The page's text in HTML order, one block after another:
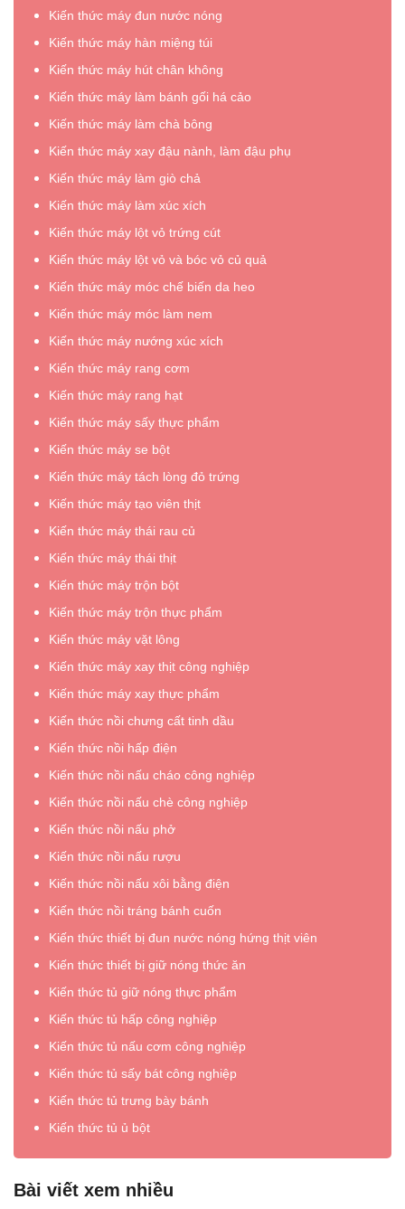
Kiến thức máy đun nước nóng
Kiến thức máy hàn miệng túi
Kiến thức máy hút chân không
Kiến thức máy làm bánh gối há cảo
Kiến thức máy làm chà bông
Kiến thức máy xay đậu nành, làm đậu phụ
Kiến thức máy làm giò chả
Kiến thức máy làm xúc xích
Kiến thức máy lột vỏ trứng cút
Kiến thức máy lột vỏ và bóc vỏ củ quả
Kiến thức máy móc chế biến da heo
Kiến thức máy móc làm nem
Kiến thức máy nướng xúc xích
Kiến thức máy rang cơm
Kiến thức máy rang hạt
Kiến thức máy sấy thực phẩm
Kiến thức máy se bột
Kiến thức máy tách lòng đỏ trứng
Kiến thức máy tạo viên thịt
Kiến thức máy thái rau củ
Kiến thức máy thái thịt
Kiến thức máy trộn bột
Kiến thức máy trộn thực phẩm
Kiến thức máy vặt lông
Kiến thức máy xay thịt công nghiệp
Kiến thức máy xay thực phẩm
Kiến thức nồi chưng cất tinh dầu
Kiến thức nồi hấp điện
Kiến thức nồi nấu cháo công nghiệp
Kiến thức nồi nấu chè công nghiệp
Kiến thức nồi nấu phở
Kiến thức nồi nấu rượu
Kiến thức nồi nấu xôi bằng điện
Kiến thức nồi tráng bánh cuốn
Kiến thức thiết bị đun nước nóng hứng thịt viên
Kiến thức thiết bị giữ nóng thức ăn
Kiến thức tủ giữ nóng thực phẩm
Kiến thức tủ hấp công nghiệp
Kiến thức tủ nấu cơm công nghiệp
Kiến thức tủ sấy bát công nghiệp
Kiến thức tủ trưng bày bánh
Kiến thức tủ ủ bột
Bài viết xem nhiều